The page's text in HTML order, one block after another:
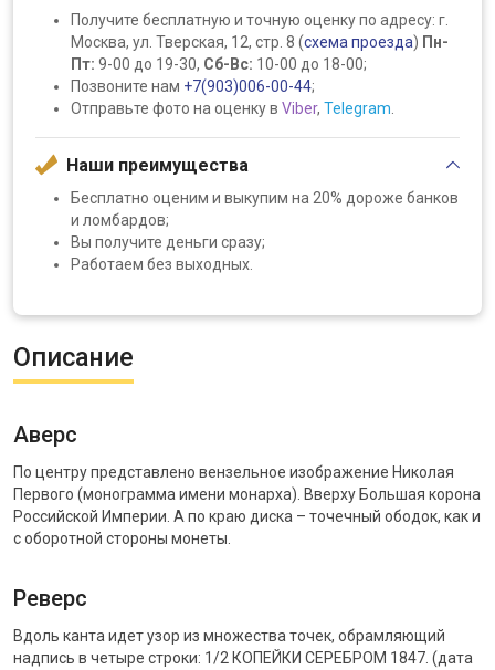
Получите бесплатную и точную оценку по адресу: г.
Москва, ул. Тверская, 12, стр. 8 (схема проезда) Пн-
Пт: 9-00 до 19-30, Сб-Вс: 10-00 до 18-00;
Позвоните нам +7(903)006-00-44;
Отправьте фото на оценку в Viber, Telegram.
Наши преимущества
Бесплатно оценим и выкупим на 20% дороже банков
и ломбардов;
Вы получите деньги сразу;
Работаем без выходных.
Описание
Аверс
По центру представлено вензельное изображение Николая
Первого (монограмма имени монарха). Вверху Большая корона
Российской Империи. А по краю диска – точечный ободок, как и
с оборотной стороны монеты.
Реверс
Вдоль канта идет узор из множества точек, обрамляющий
надпись в четыре строки: 1/2 КОПЕЙКИ СЕРЕБРОМ 1847. (дата